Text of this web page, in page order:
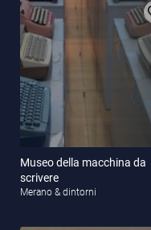
Museo della macchina da
scrivere
Merano & dintorni